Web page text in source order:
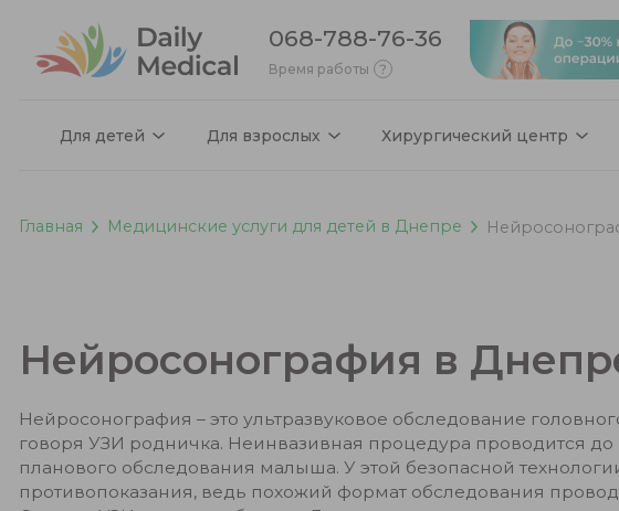
068-788-76-36
Время работы
Для детей Для взрослых Хирургический центр
Главная Медицинские услуги для детей в Днепре
Нейросонография в
Нейросонография – это ультразвуковое обследование
говоря УЗИ родничка. Неинвазивная процедура проводится до
планового обследования малыша. У этой безопасной
противопоказания, ведь похожий формат обследования